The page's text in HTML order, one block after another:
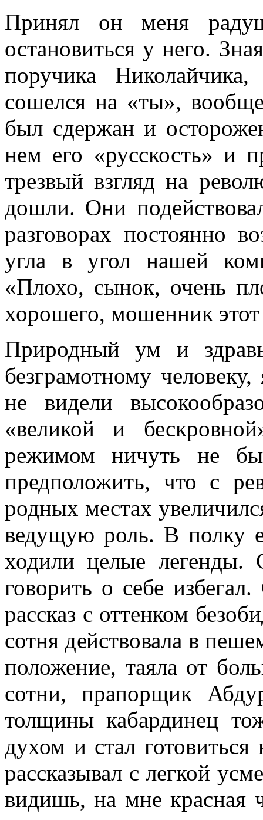
Принял он меня
остановиться у него.
поручика
сошелся на «ты»,
был сдер­жан и
нем его «русскость» и
трезвый взгляд на
дошли. Они
разговорах постоянно
угла в угол нашей
«Плохо, сынок, очень
хорошего, мошенник
Природный ум и
безграмотному
не видели
«великой и
режимом ничуть не
предположить, что с
родных местах
ведущую роль. В полку
ходили целые
говорить о себе
рассказ с оттен­ком
сотня действовала в
положение, таяла от
сотни, прапорщик
толщины кабардинец
духом и стал
рас­сказывал с легкой
видишь, на мне красная